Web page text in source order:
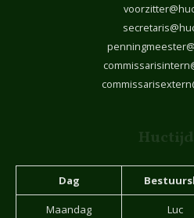
Dag
Maandag Luc